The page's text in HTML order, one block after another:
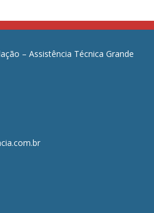
– Assistência Técnica Grande